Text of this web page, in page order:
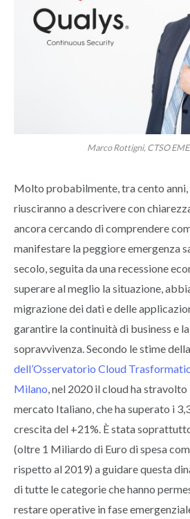
Marco Rottigni, CTSO
Molto probabilmente, tra cento
riusciranno a descrivere con
ancora cercando di comprendere
manifestare la peggiore emergenza
secolo, seguita da una recessione
superare al meglio la situazione,
migrazione dei dati e delle
garantire la continuità di business e
sopravvivenza. Secondo le stime della
dell’Osservatorio Cloud
Milano, nel 2020 il cloud ha
mercato Italiano, che ha superato i
crescita del +21%. È stata
(oltre 1 Miliardo di Euro di spesa
rispetto al 2019) a guidare questa
di tutte le categorie che hanno
restare operative in fase